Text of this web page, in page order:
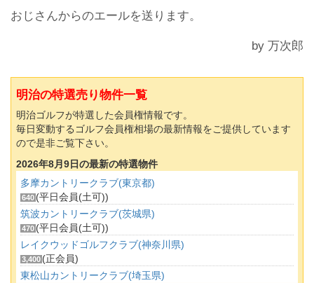
おじさんからのエールを送ります。
by 万次郎
明治の特選売り物件一覧
明治ゴルフが特選した会員権情報です。
毎日変動するゴルフ会員権相場の最新情報をご提供しています
ので是非ご覧下さい。
2026年8月9日の最新の特選物件
多摩カントリークラブ(東京都)
640 (平日会員(土可))
筑波カントリークラブ(茨城県)
470 (平日会員(土可))
レイクウッドゴルフクラブ(神奈川県)
3,400 (正会員)
東松山カントリークラブ(埼玉県)